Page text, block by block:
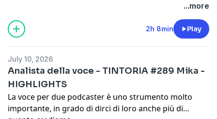
...more
2h 8min Play
July 10, 2026
Analista della voce - TINTORIA #289 Mika -
HIGHLIGHTS
La voce per due podcaster è uno strumento molto
importante, in grado di dirci di loro anche più di